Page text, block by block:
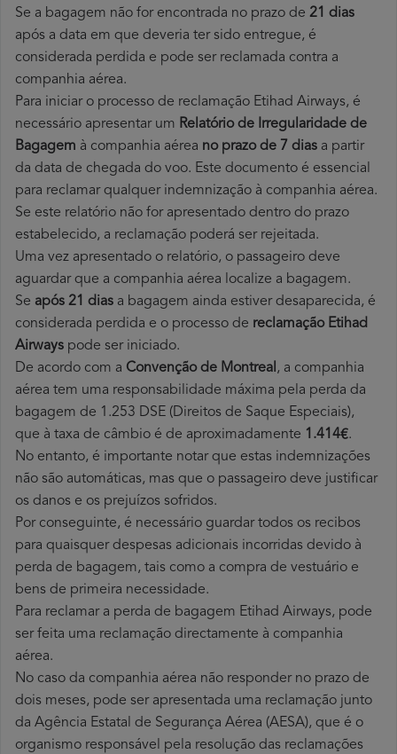
Se a bagagem não for encontrada no prazo de 21 dias
após a data em que deveria ter sido entregue, é
considerada perdida e pode ser reclamada contra a
companhia aérea.
Para iniciar o processo de reclamação Etihad Airways, é
necessário apresentar um Relatório de Irregularidade de
Bagagem à companhia aérea no prazo de 7 dias a partir
da data de chegada do voo. Este documento é essencial
para reclamar qualquer indemnização à companhia aérea.
Se este relatório não for apresentado dentro do prazo
estabelecido, a reclamação poderá ser rejeitada.
Uma vez apresentado o relatório, o passageiro deve
aguardar que a companhia aérea localize a bagagem.
Se após 21 dias a bagagem ainda estiver desaparecida, é
considerada perdida e o processo de reclamação Etihad
Airways pode ser iniciado.
De acordo com a Convenção de Montreal, a companhia
aérea tem uma responsabilidade máxima pela perda da
bagagem de 1.253 DSE (Direitos de Saque Especiais),
que à taxa de câmbio é de aproximadamente 1.414€.
No entanto, é importante notar que estas indemnizações
não são automáticas, mas que o passageiro deve justificar
os danos e os prejuízos sofridos.
Por conseguinte, é necessário guardar todos os recibos
para quaisquer despesas adicionais incorridas devido à
perda de bagagem, tais como a compra de vestuário e
bens de primeira necessidade.
Para reclamar a perda de bagagem Etihad Airways, pode
ser feita uma reclamação directamente à companhia
aérea.
No caso da companhia aérea não responder no prazo de
dois meses, pode ser apresentada uma reclamação junto
da Agência Estatal de Segurança Aérea (AESA), que é o
organismo responsável pela resolução das reclamações